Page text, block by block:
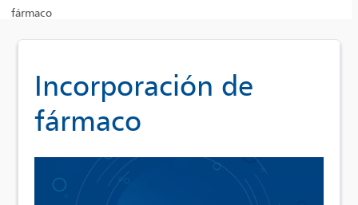
fármaco
Incorporación de
fármaco